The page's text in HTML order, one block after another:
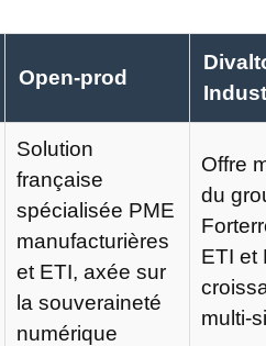
Open-prod
Solution
française
spécialisée PME
manufacturières
et ETI, axée sur
la souveraineté
numérique
Offre
du
ETI et
multi-